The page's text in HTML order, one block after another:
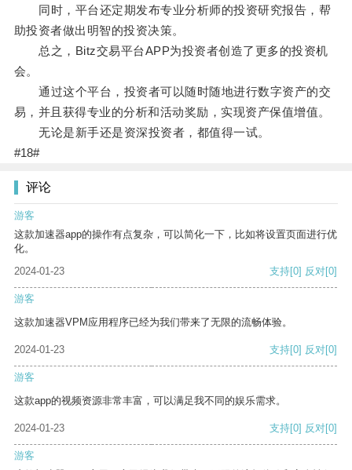
同时，平台还定期发布专业分析师的投资研究报告，帮
助投资者做出明智的投资决策。
总之，Bitz交易平台APP为投资者创造了更多的投资机
会。
通过这个平台，投资者可以随时随地进行数字资产的交
易，并且获得专业的分析和活动奖励，实现资产保值增值。
无论是新手还是资深投资者，都值得一试。
#18#
评论
游客
这款加速器app的操作有点复杂，可以简化一下，比如将设置页面进行优
化。
2024-01-23
支持[0] 反对[0]
游客
这款加速器VPM应用程序已经为我们带来了无限的流畅体验。
2024-01-23 支持[0] 反对[0]
游客
这款app的视频资源非常丰富，可以满足我不同的娱乐需求。
2024-01-23 支持[0] 反对[0]
游客